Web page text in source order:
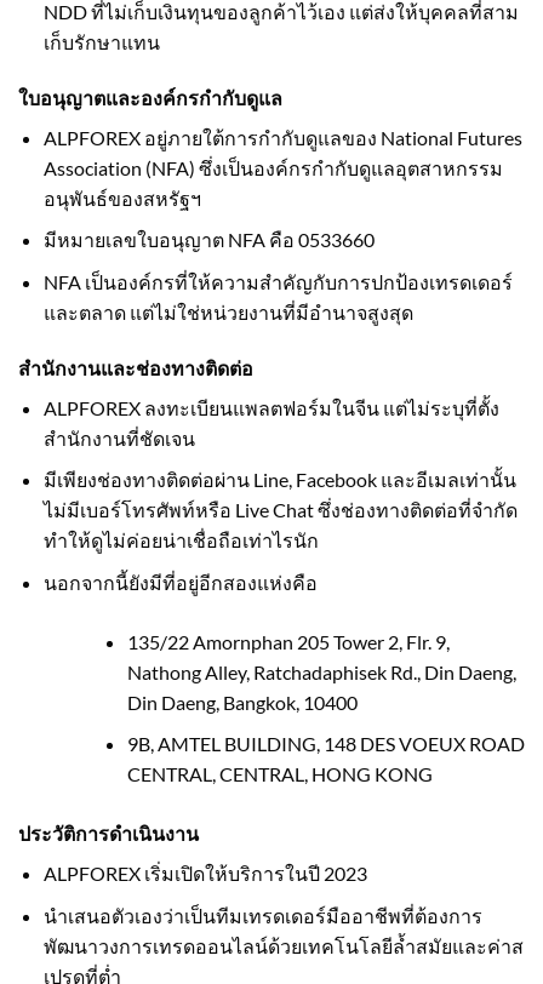
NDD ที่ไม่เก็บเงินทุนของลูกค้าไว้เอง แต่ส่งให้บุคคลที่สาม
เก็บรักษาแทน
ใบอนุญาตและองค์กรกำกับดูแล
ALPFOREX อยู่ภายใต้การกำกับดูแลของ National Futures
Association (NFA) ซึ่งเป็นองค์กรกำกับดูแลอุตสาหกรรม
อนุพันธ์ของสหรัฐฯ
มีหมายเลขใบอนุญาต NFA คือ 0533660
NFA เป็นองค์กรที่ให้ความสำคัญกับการปกป้องเทรดเดอร์
และตลาด แต่ไม่ใช่หน่วยงานที่มีอำนาจสูงสุด
สำนักงานและช่องทางติดต่อ
ALPFOREX ลงทะเบียนแพลตฟอร์มในจีน แต่ไม่ระบุที่ตั้ง
สำนักงานที่ชัดเจน
มีเพียงช่องทางติดต่อผ่าน Line, Facebook และอีเมลเท่านั้น
ไม่มีเบอร์โทรศัพท์หรือ Live Chat ซึ่งช่องทางติดต่อที่จำกัด
ทำให้ดูไม่ค่อยน่าเชื่อถือเท่าไรนัก
นอกจากนี้ยังมีที่อยู่อีกสองแห่งคือ
135/22 Amornphan 205 Tower 2, Flr. 9,
Nathong Alley, Ratchadaphisek Rd., Din Daeng,
Din Daeng, Bangkok, 10400
9B, AMTEL BUILDING, 148 DES VOEUX ROAD
CENTRAL, CENTRAL, HONG KONG
ประวัติการดำเนินงาน
ALPFOREX เริ่มเปิดให้บริการในปี 2023
นำเสนอตัวเองว่าเป็นทีมเทรดเดอร์มืออาชีพที่ต้องการ
พัฒนาวงการเทรดออนไลน์ด้วยเทคโนโลยีล้ำสมัยและค่าส
เปรดที่ต่ำ